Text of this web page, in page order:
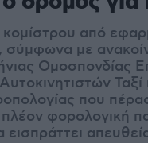
από
σύμφωνα με
Ομοσπονδίας
που
φορολογική